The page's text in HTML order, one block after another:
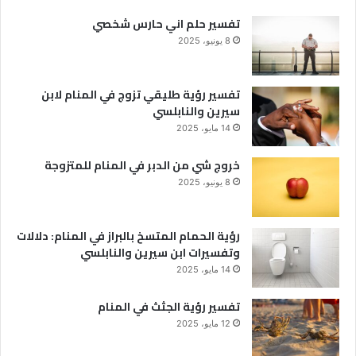
تفسير حلم اني حارس شخصي
8 يونيو، 2025
تفسير رؤية طليقي تزوج في المنام لابن
سيرين والنابلسي
14 مايو، 2025
خروج شي من الدبر في المنام للمتزوجة
8 يونيو، 2025
رؤية الحمام المتسخ بالبراز في المنام: دلالات
وتفسيرات ابن سيرين والنابلسي
14 مايو، 2025
تفسير رؤية الجثث في المنام
12 مايو، 2025